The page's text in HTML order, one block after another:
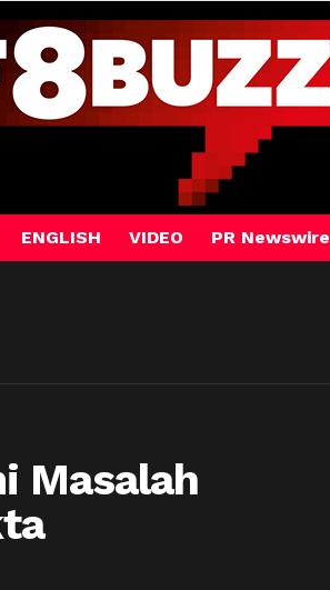
ENGLISH VIDEO PR Newswire
Masalah